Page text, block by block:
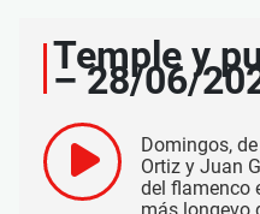
Temple y
– 28/06/
Domingos,
Ortiz y Juan
del flamenco